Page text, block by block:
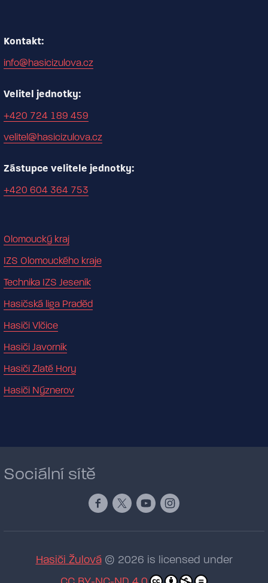
Kontakt:
info@hasicizulova.cz
Velitel jednotky:
+420 724 189 459
velitel@hasicizulova.cz
Zástupce velitele jednotky:
+420 604 364 753
Olomoucký kraj
IZS Olomouckého kraje
Technika IZS Jeseník
Hasičská liga Praděd
Hasiči Vlčice
Hasiči Javorník
Hasiči Zlaté Hory
Hasiči Nýznerov
Sociální sítě
Hasiči Žulová© 2026 is licensed under